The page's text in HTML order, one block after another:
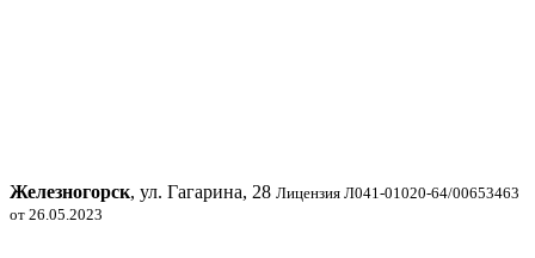
Железногорск, ул. Гагарина, 28 Лицензия Л041-01020-64/00653463
от 26.05.2023